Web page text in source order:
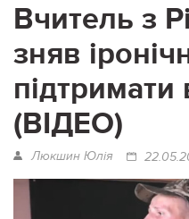
Вчитель з
зняв
підтримати
(ВІДЕО)
Люкшин Юлія